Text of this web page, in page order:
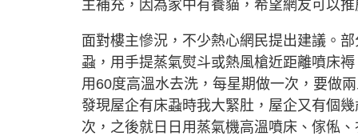
主補充，因為家中有養貓，希望網友可以
面對樓主慘況，不少熱心網民提出建議。
蝨，用手提蒸氣熨斗或熱風槍近距離噴床
用60度高溫水去洗，每星期做一次，要做
發現屋企有床蝨時我大緊肚，屋企又有個
次，之後就日日用蒸氣機高溫噴床、傢俬